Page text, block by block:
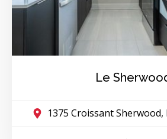
Le
1375 Croissant Sherwood,